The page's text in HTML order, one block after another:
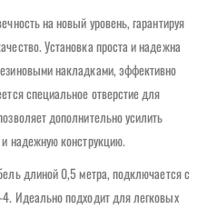
на новый уровень, гарантируя
Установка проста и надежна
накладками, эффективно
специальное отверстие для
дополнительно усилить
надежную конструкцию.
длиной 0,5 метра, подключается с
Идеально подходит для легковых